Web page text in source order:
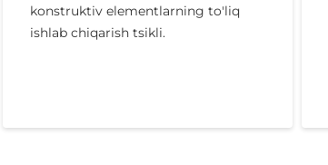
konstruktiv elementlarning to'liq
ishlab chiqarish tsikli.